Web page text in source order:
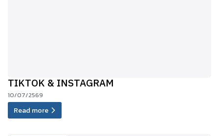
TIKTOK & INSTAGRAM
10/07/2569
Read more